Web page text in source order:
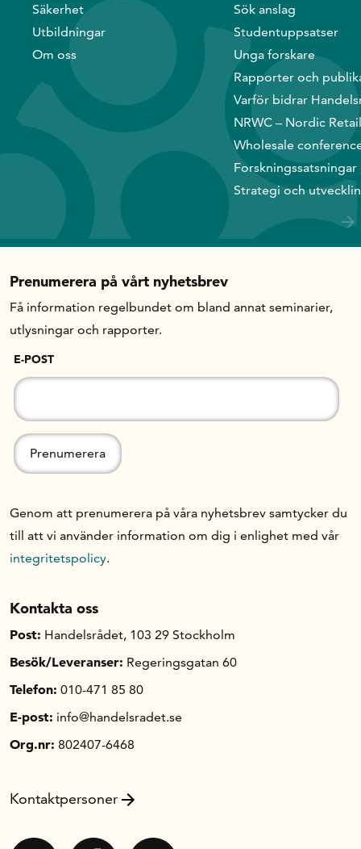
Säkerhet
Utbildningar
Om oss
Sök anslag
Studentuppsatser
Unga forskare
Rapporter och
Varför bidrar
NRWC – Nordic
Wholesale
Forskningssatsningar
Strategi och
Prenumerera på vårt nyhetsbrev
Få information regelbundet om bland annat seminarier,
utlysningar och rapporter.
E-POST
Genom att prenumerera på våra nyhetsbrev samtycker du
till att vi använder information om dig i enlighet med vår
integritetspolicy.
Kontakta oss
Post: Handelsrådet, 103 29 Stockholm
Besök/Leveranser: Regeringsgatan 60
Telefon: 010-471 85 80
E-post: info@handelsradet.se
Org.nr: 802407-6468
Kontaktpersoner